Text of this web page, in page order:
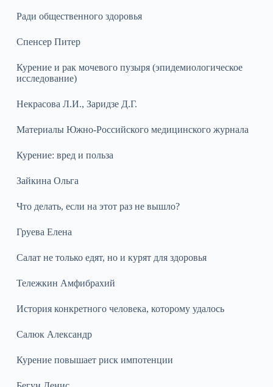
Ради общественного здоровья
Спенсер Питер
Курение и рак мочевого пузыря (эпидемиологическое
исследование)
Некрасова Л.И., Заридзе Д.Г.
Материалы Южно‑Российского медицинского журнала
Курение: вред и польза
Зайкина Ольга
Что делать, если на этот раз не вышло?
Груева Елена
Салат не только едят, но и курят для здоровья
Тележкин Амфибрахий
История конкретного человека, которому удалось
Салюк Александр
Курение повышает риск импотенции